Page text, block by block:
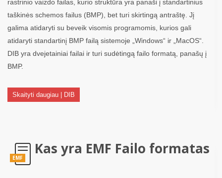
rastrinio vaizdo failas, kurio struktūra yra panaši į standartinius
taškinės schemos failus (BMP), bet turi skirtingą antraštę. Jį
galima atidaryti su beveik visomis programomis, kurios gali
atidaryti standartinį BMP failą sistemoje „Windows“ ir „MacOS“.
DIB yra dvejetainiai failai ir turi sudėtingą failo formatą, panašų į
BMP.
Skaityti daugiau | DIB
EMF
Kas yra EMF Failo formatas